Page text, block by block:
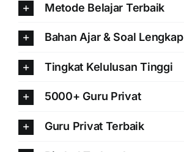
Metode Belajar Terbaik
Bahan Ajar & Soal Lengkap
Tingkat Kelulusan Tinggi
5000+ Guru Privat
Guru Privat Terbaik